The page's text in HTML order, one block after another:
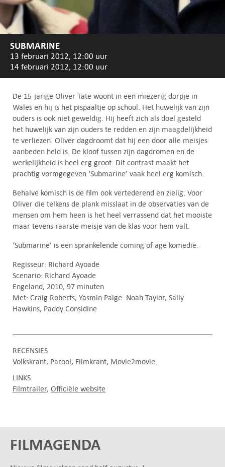
SUBMARINE
13 februari 2012, 12:00 uur
14 februari 2012, 12:00 uur
De 15-jarige Oliver Tate woont in een miezerig dorpje in
Wales en hij is het pispaaltje op school. Het huwelijk van zijn
ouders is ook niet geweldig. Hij heeft zich als doel gesteld
het huwelijk van zijn ouders te redden en zijn maagdelijkheid
te verliezen. Oliver dagdroomt dat hij een door alle meisjes
aanbeden held is. De kloof tussen zijn dagdromen en de
werkelijkheid is heel erg groot. Dit contrast maakt het
prachtig vormgegeven ‘Submarine’ vaak heel erg komisch.
Behalve komisch is de film ook vertederend en zielig. Voor
Oliver die telkens de plank misslaat in de observaties van de
mensen om hem heen is het heel verrassend dat het mooiste
maar tevens raarste meisje van de klas voor hem valt.
‘Submarine’ is een sprankelende coming of age komedie.
Regisseur: Richard Ayoade
Scenario: Richard Ayoade
Engeland, 2010, 97 minuten
Met: Craig Roberts, Yasmin Paige. Noah Taylor, Sally
Hawkins, Paddy Considine
RECENSIES
Volkskrant Parool Filmkrant Movie2movie
LINKS
Filmtrailer Officiële website
FILMAGENDA